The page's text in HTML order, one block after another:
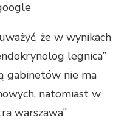
że w wynikach
legnica”
gabinetów nie ma
natomiast w
warszawa”